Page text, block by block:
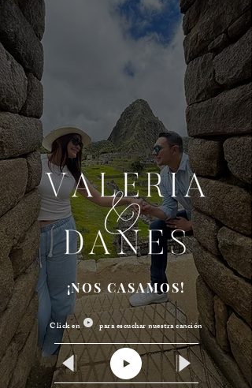
¡NOS CASAMOS!
Click en para escuchar nuestra canción